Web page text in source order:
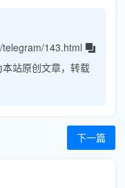
143.html
站原创文章，转载
下一篇